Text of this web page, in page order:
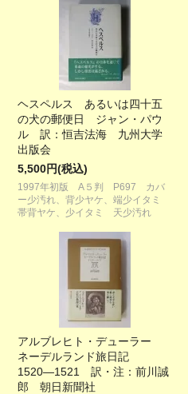
ヘスペルス あるいは四十五
の犬の郵便日 ジャン・パウ
ル 訳：恒吉法海 九州大学
出版会
5,500円(税込)
1997年初版 A５判 P697 カバ
ー少汚れ、背少ヤケ、端少イタミ
帯背ヤケ、少イタミ 天少汚れ
アルブレヒト・デューラー
ネーデルランド旅日記
1520―1521 訳・注：前川誠
郎 朝日新聞社